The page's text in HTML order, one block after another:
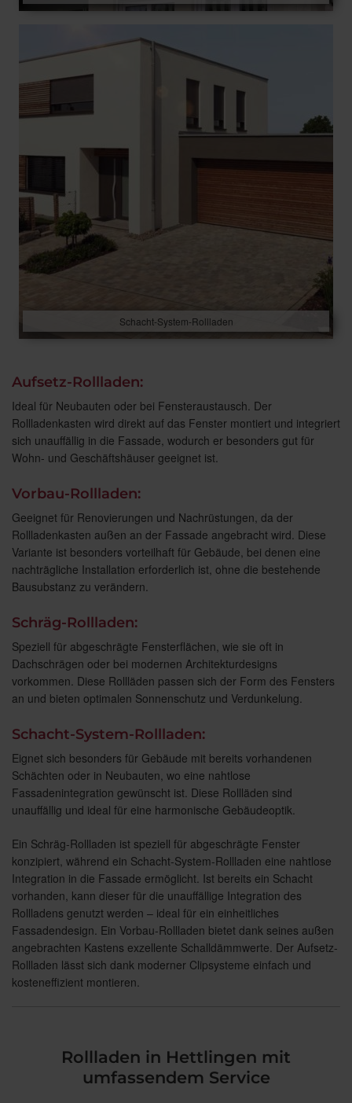
Schacht-System-Rollladen
Aufsetz-Rollladen:
Ideal für Neubauten oder bei Fensteraustausch. Der
Rollladenkasten wird direkt auf das Fenster montiert und integriert
sich unauffällig in die Fassade, wodurch er besonders gut für
Wohn- und Geschäftshäuser geeignet ist.
Vorbau-Rollladen:
Geeignet für Renovierungen und Nachrüstungen, da der
Rollladenkasten außen an der Fassade angebracht wird. Diese
Variante ist besonders vorteilhaft für Gebäude, bei denen eine
nachträgliche Installation erforderlich ist, ohne die bestehende
Bausubstanz zu verändern.
Schräg-Rollladen:
Speziell für abgeschrägte Fensterflächen, wie sie oft in
Dachschrägen oder bei modernen Architekturdesigns
vorkommen. Diese Rollläden passen sich der Form des Fensters
an und bieten optimalen Sonnenschutz und Verdunkelung.
Schacht-System-Rollladen:
Eignet sich besonders für Gebäude mit bereits vorhandenen
Schächten oder in Neubauten, wo eine nahtlose
Fassadenintegration gewünscht ist. Diese Rollläden sind
unauffällig und ideal für eine harmonische Gebäudeoptik.
Ein Schräg-Rollladen ist speziell für abgeschrägte Fenster
konzipiert, während ein Schacht-System-Rollladen eine nahtlose
Integration in die Fassade ermöglicht. Ist bereits ein Schacht
vorhanden, kann dieser für die unauffällige Integration des
Rollladens genutzt werden – ideal für ein einheitliches
Fassadendesign. Ein Vorbau-Rollladen bietet dank seines außen
angebrachten Kastens exzellente Schalldämmwerte. Der Aufsetz-
Rollladen lässt sich dank moderner Clipsysteme einfach und
kosteneffizient montieren.
Rollladen in Hettlingen mit
umfassendem Service